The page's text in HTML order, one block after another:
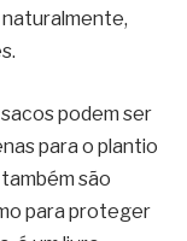
podem ser
para o plantio
são
para proteger